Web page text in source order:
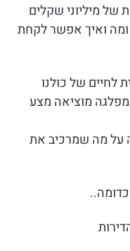
של מיליוני שקלים
ומה ואיך אפשר לקחת
של כולנו
מפלגה מוציאה מצע
על מה שמרכיב את